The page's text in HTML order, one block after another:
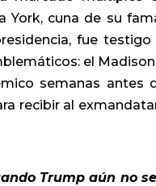
York, cuna de su
fue
el Madison
semanas antes
recibir al
Trump aún no